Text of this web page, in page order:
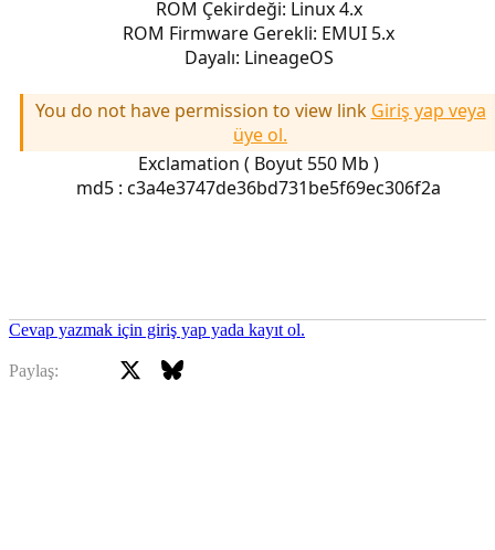
ROM Çekirdeği: Linux 4.x
ROM Firmware Gerekli: EMUI 5.x
Dayalı: LineageOS
You do not have permission to view link Giriş yap veya
üye ol.
Exclamation ( Boyut 550 Mb )
md5 : c3a4e3747de36bd731be5f69ec306f2a
Cevap yazmak için giriş yap yada kayıt ol.
Paylaş: Bluesky